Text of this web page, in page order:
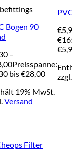
Bogen 90
–
Preisspanne:
bis €28,00
19% MwSt.
Versand
€
€